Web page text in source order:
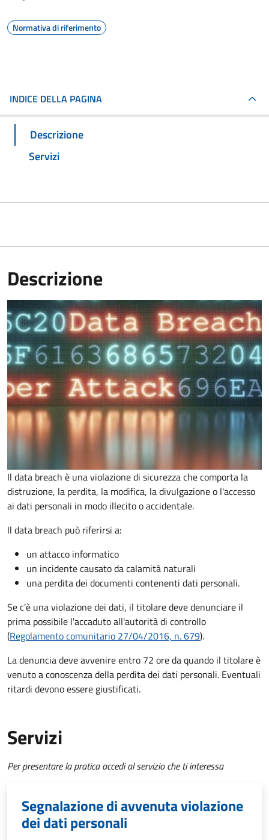
Normativa di riferimento
INDICE DELLA PAGINA
Descrizione
Servizi
Descrizione
Il data breach è una violazione di sicurezza che comporta la
distruzione, la perdita, la modifica, la divulgazione o l'accesso
ai dati personali in modo illecito o accidentale.
Il data breach può riferirsi a:
un attacco informatico
un incidente causato da calamità naturali
una perdita dei documenti contenenti dati personali.
Se c’è una violazione dei dati, il titolare deve denunciare il
prima possibile l'accaduto all'autorità di controllo
(Regolamento comunitario 27/04/2016, n. 679).
La denuncia deve avvenire entro 72 ore da quando il titolare è
venuto a conoscenza della perdita dei dati personali. Eventuali
ritardi devono essere giustificati.
Servizi
Per presentare la pratica accedi al servizio che ti interessa
Segnalazione di avvenuta violazione
dei dati personali